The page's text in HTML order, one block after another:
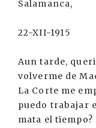
Salamanca,
22-XII-1915
Aun tarde,
volverme de
La Corte me
puedo trabajar
mata el